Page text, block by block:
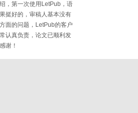
，第一次使用LetPub，语
挺好的，审稿人基本没有
面的问题，LetPub的客户
认真负责，论文已顺利发
谢！